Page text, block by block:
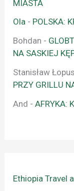
MIASTA
Ola - POLSKA:
Bohdan -
NA SASKIEJ
Stanisław
PRZY GRILLU
And -AFRYKA:
Ethiopia Travel